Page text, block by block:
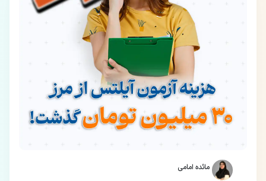
مائده امامی